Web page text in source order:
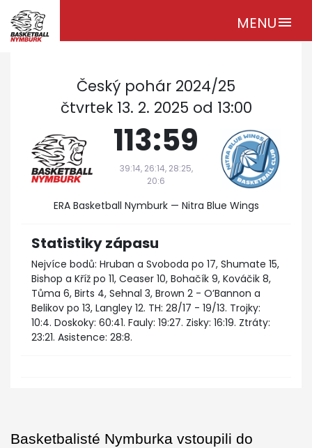
MENUmenu
Český pohár 2024/25
čtvrtek 13. 2. 2025 od 13:00
113:59
39:14, 26:14, 28:25,
20:6
ERA Basketball Nymburk — Nitra Blue Wings
Statistiky zápasu
Nejvíce bodů: Hruban a Svoboda po 17, Shumate 15,
Bishop a Kříž po 11, Ceaser 10, Bohačík 9, Kováčik 8,
Tůma 6, Birts 4, Sehnal 3, Brown 2 - O’Bannon a
Belikov po 13, Langley 12. TH: 28/17 - 19/13. Trojky:
10:4. Doskoky: 60:41. Fauly: 19:27. Zisky: 16:19. Ztráty:
23:21. Asistence: 28:8.
Basketbalisté Nymburka vstoupili do